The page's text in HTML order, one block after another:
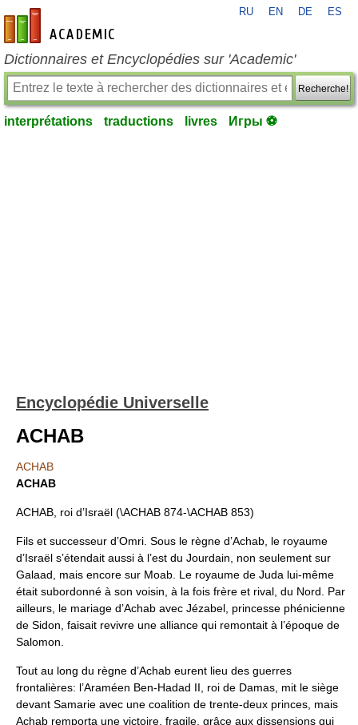
fr-academic.com
RU EN DE ES
Dictionnaires et Encyclopédies sur 'Academic'
Recherche!
interprétations traductions livres Игры ⚽
Encyclopédie Universelle
ACHAB
ACHAB
ACHAB
ACHAB, roi d’Israël (\ACHAB 874-\ACHAB 853)
Fils et successeur d’Omri. Sous le règne d’Achab, le royaume
d’Israël s’étendait aussi à l’est du Jourdain, non seulement sur
Galaad, mais encore sur Moab. Le royaume de Juda lui-même
était subordonné à son voisin, à la fois frère et rival, du Nord. Par
ailleurs, le mariage d’Achab avec Jézabel, princesse phénicienne
de Sidon, faisait revivre une alliance qui remontait à l’époque de
Salomon.
Tout au long du règne d’Achab eurent lieu des guerres
frontalières: l’Araméen Ben-Hadad II, roi de Damas, mit le siège
devant Samarie avec une coalition de trente-deux princes, mais
Achab remporta une victoire, fragile, grâce aux dissensions qui